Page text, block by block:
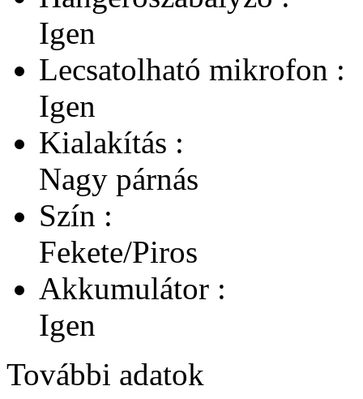
Igen
Lecsatolható mikrofon :
Igen
Kialakítás :
Nagy párnás
Szín :
Fekete/Piros
Akkumulátor :
Igen
További adatok